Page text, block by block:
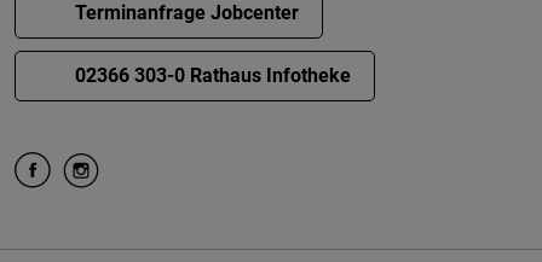
Terminanfrage Jobcenter
02366 303-0 Rathaus Infotheke